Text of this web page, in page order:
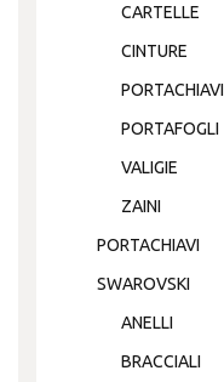
CARTELLE
CINTURE
PORTACHIAVI
PORTAFOGLI
VALIGIE
ZAINI
PORTACHIAVI
SWAROVSKI
ANELLI
BRACCIALI